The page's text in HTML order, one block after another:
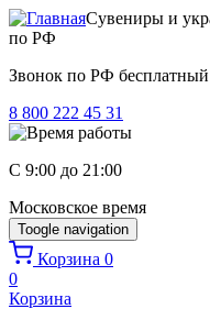
Перейти к основному
Сувениры и
по РФ
Звонок по РФ бесплатный
8 800 222 45 31
C 9:00 до 21:00
Московское время
Toogle navigation
Корзина 0
0
Корзина